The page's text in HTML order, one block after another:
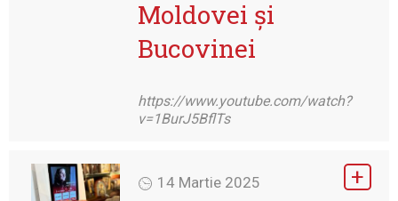
Moldovei și
Bucovinei
https://www.youtube.com/watch?
v=1BurJ5BflTs
14 Martie 2025